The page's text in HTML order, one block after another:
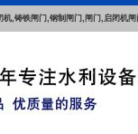
,铸铁闸门,钢制闸门,闸门,启闭机